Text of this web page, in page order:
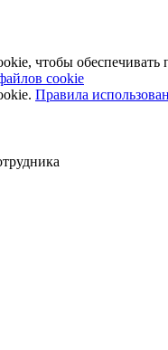
чтобы обеспечивать
cookie
Правила